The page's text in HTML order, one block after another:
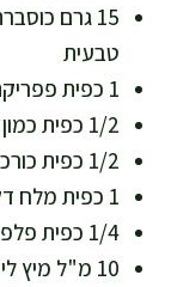
15 גרם
טבעית
1 כפית פפריקה מתוקה
1/2 כפית כמון
1/2 כפית כורכום – תבלין טבעי עם יתרון אנטי-דלקתי
1 כפית מלח דק
1/4 כפית פלפל שחור
10 מ"ל מיץ לימון סחוט – מחדד טעמים ומוסיף ויטמין C